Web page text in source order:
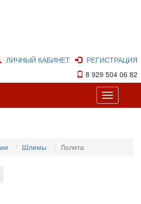
РЕГИСТРАЦИЯ
ЛИЧНЫЙ КАБИНЕТ
8 929 504 06 82
Toggle
navigation
Шлемы Лолита